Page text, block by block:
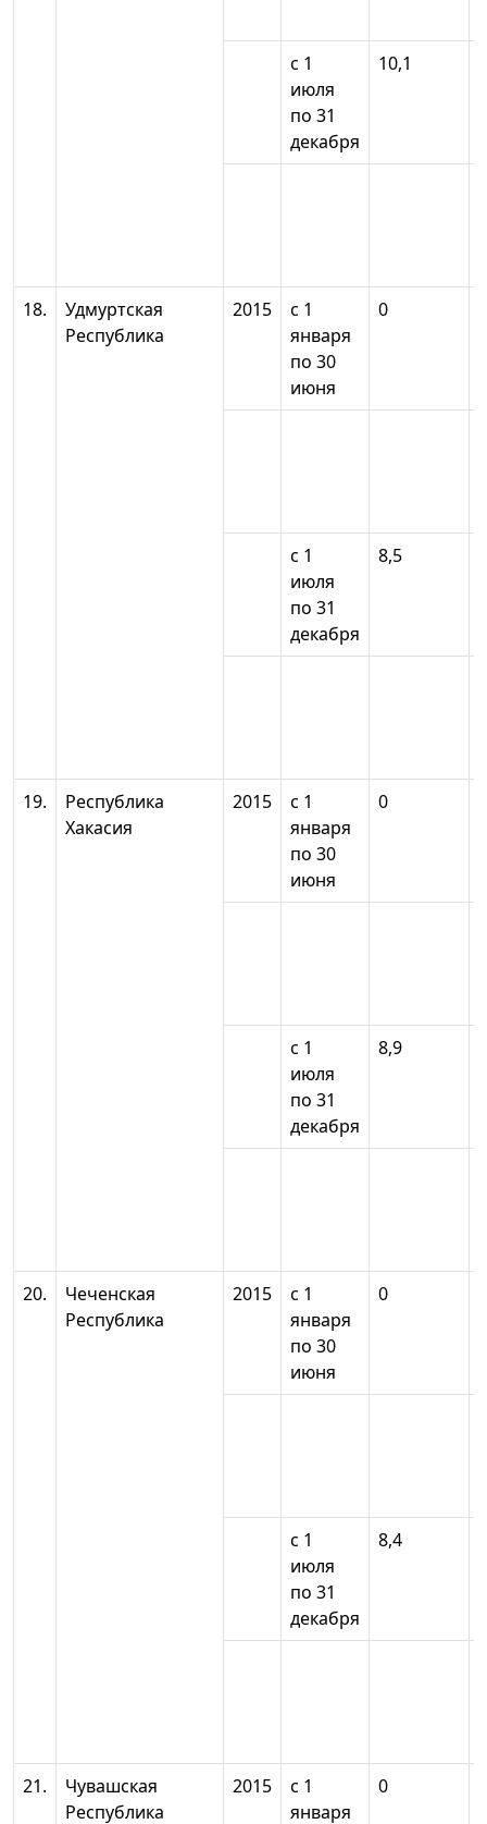
с 1
июля
по 31
декабря
10,1
18.
Удмуртская
Республика
2015
с 1
января
по 30
июня
0
с 1
июля
по 31
декабря
8,5
19.
Республика
Хакасия
2015
с 1
января
по 30
июня
0
с 1
июля
по 31
декабря
8,9
20.
Чеченская
Республика
2015
с 1
января
по 30
июня
0
с 1
июля
по 31
декабря
8,4
21.
Чувашская
Республика
2015
с 1
января
0